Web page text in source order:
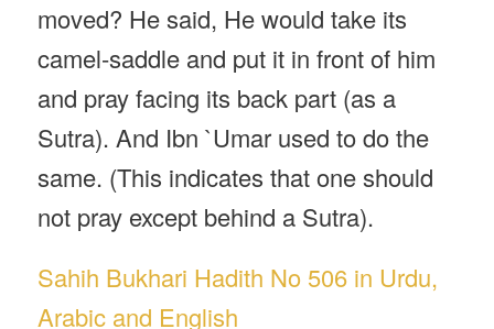
moved? He said, He would take its
camel-saddle and put it in front of him
and pray facing its back part (as a
Sutra). And Ibn `Umar used to do the
same. (This indicates that one should
not pray except behind a Sutra).
Sahih Bukhari Hadith No 506 in Urdu,
Arabic and English